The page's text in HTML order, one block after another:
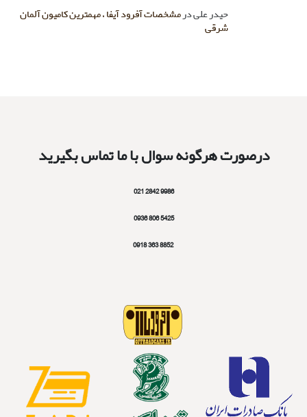
حیدر علیدرمشخصات آفرود آیفا ، مهمترین کامیون آلمان
شرقی
درصورت هرگونه سوال با ما تماس بگیرید
9986 2842 021
5425 806 0936
8852 363 0918